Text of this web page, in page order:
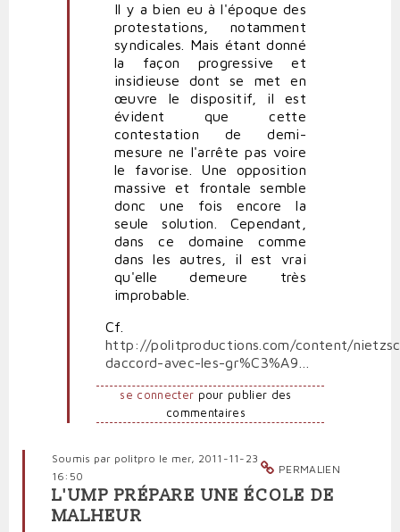
Il y a bien eu à l'époque des
protestations, notamment
syndicales. Mais étant donné
la façon progressive et
insidieuse dont se met en
œuvre le dispositif, il est
évident que cette
contestation de demi-
mesure ne l'arrête pas voire
le favorise. Une opposition
massive et frontale semble
donc une fois encore la
seule solution. Cependant,
dans ce domaine comme
dans les autres, il est vrai
qu'elle demeure très
improbable.
Cf.
http://politproductions.com/content/
daccord-avec-les-gr%C3%A9…
se connecter pour publier des
commentaires
PERMALIEN
Soumis par politpro le mer, 2011-11-23
16:50
L'UMP PRÉPARE UNE ÉCOLE DE
MALHEUR